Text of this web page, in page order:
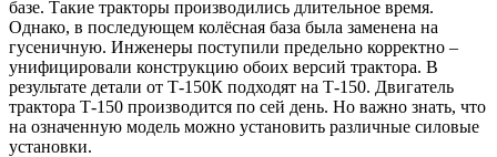
базе. Такие тракторы производились длительное время.
Однако, в последующем колёсная база была заменена на
гусеничную. Инженеры поступили предельно корректно –
унифицировали конструкцию обоих версий трактора. В
результате детали от Т-150К подходят на Т-150. Двигатель
трактора Т-150 производится по сей день. Но важно знать, что
на означенную модель можно установить различные силовые
установки.